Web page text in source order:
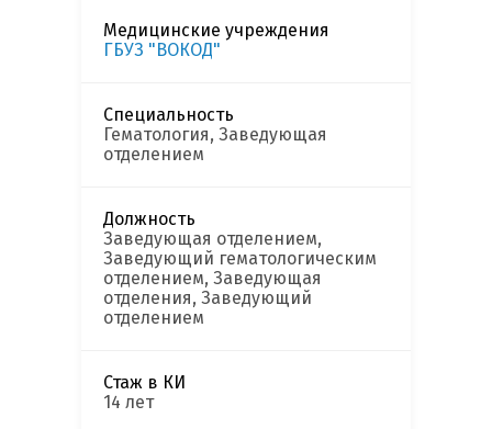
Медицинские учреждения
ГБУЗ "ВОКОД"
Специальность
Гематология, Заведующая
отделением
Должность
Заведующая отделением,
Заведующий гематологическим
отделением, Заведующая
отделения, Заведующий
отделением
Стаж в КИ
14 лет